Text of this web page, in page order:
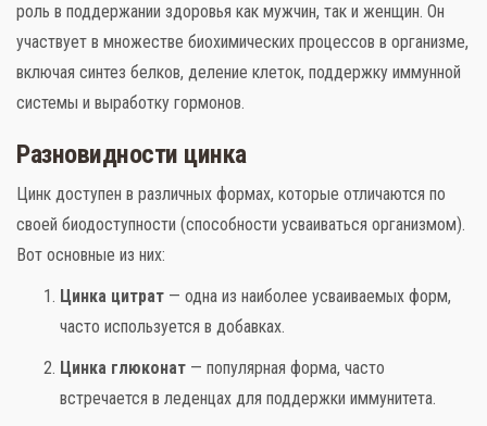
Детские игры
Детская литература
роль в поддержании здоровья как мужчин, так и женщин. Он
участвует в множестве биохимических процессов в организме,
включая синтез белков, деление клеток, поддержку иммунной
системы и выработку гормонов.
Разновидности цинка
Цинк доступен в различных формах, которые отличаются по
своей биодоступности (способности усваиваться организмом).
Вот основные из них:
Цинка цитрат — одна из наиболее усваиваемых форм,
часто используется в добавках.
Цинка глюконат — популярная форма, часто
встречается в леденцах для поддержки иммунитета.